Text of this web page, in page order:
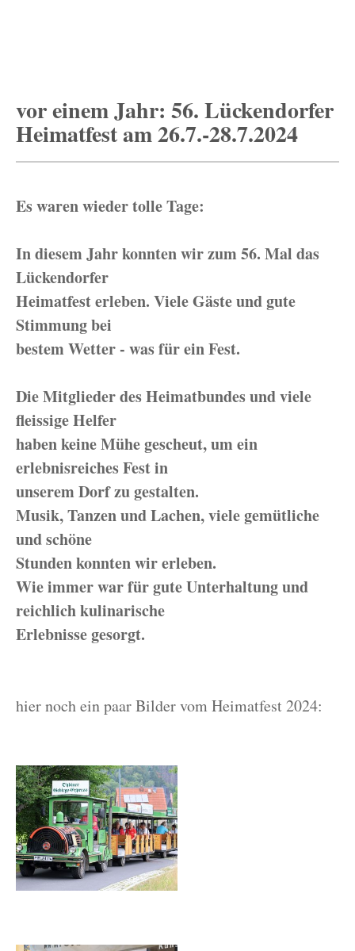
vor einem Jahr: 56. Lückendorfer
Heimatfest am 26.7.-28.7.2024
Es waren wieder tolle Tage:
In diesem Jahr konnten wir zum 56. Mal das
Lückendorfer
Heimatfest erleben. Viele Gäste und gute
Stimmung bei
bestem Wetter - was für ein Fest.
Die Mitglieder des Heimatbundes und viele
fleissige Helfer
haben keine Mühe gescheut, um ein
erlebnisreiches Fest in
unserem Dorf zu gestalten.
Musik, Tanzen und Lachen, viele gemütliche
und schöne
Stunden konnten wir erleben.
Wie immer war für gute Unterhaltung und
reichlich kulinarische
Erlebnisse gesorgt.
hier noch ein paar Bilder vom Heimatfest 2024: